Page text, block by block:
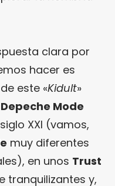
clara por
hacer es
este «Kidult»
Depeche Mode
XXI (vamos,
muy diferentes
en unos Trust
tranquilizantes y,